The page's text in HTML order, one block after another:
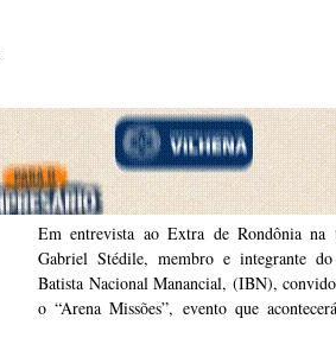
Em entrevista ao Extra de Rondônia na
Gabriel Stédile, membro e integrante
Batista Nacional Manancial, (IBN),
o “Arena Missões”, evento que